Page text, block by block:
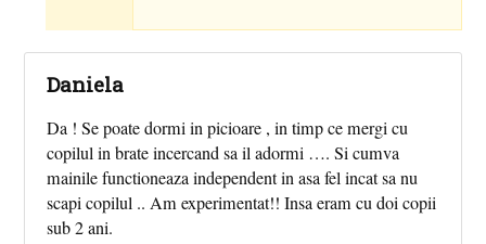
Daniela
Da ! Se poate dormi in picioare , in timp ce mergi cu
copilul in brate incercand sa il adormi …. Si cumva
mainile functioneaza independent in asa fel incat sa nu
scapi copilul .. Am experimentat!! Insa eram cu doi copii
sub 2 ani.